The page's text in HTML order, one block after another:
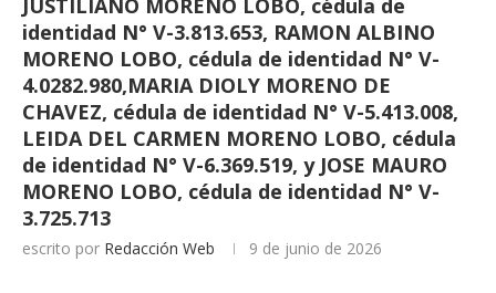
JUSTILIANO MORENO LOBO, cédula de
identidad N° V-3.813.653, RAMON ALBINO
MORENO LOBO, cédula de identidad N° V-
4.0282.980,MARIA DIOLY MORENO DE
CHAVEZ, cédula de identidad N° V-5.413.008,
LEIDA DEL CARMEN MORENO LOBO, cédula
de identidad N° V-6.369.519, y JOSE MAURO
MORENO LOBO, cédula de identidad N° V-
3.725.713
escrito por Redacción Web 9 de junio de 2026